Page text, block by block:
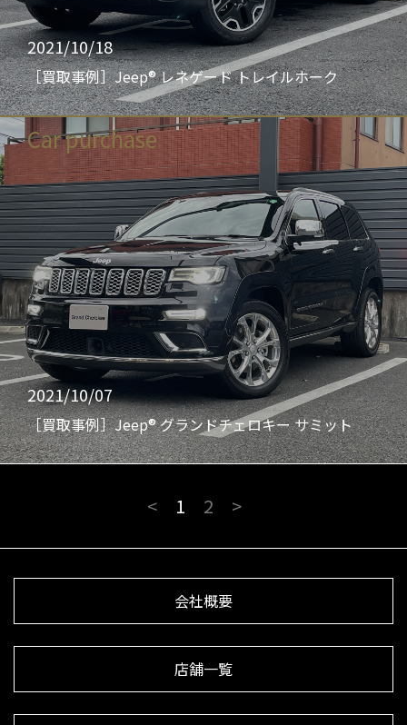
2021/10/18
［買取事例］Jeep® レネゲード トレイルホーク
Car purchase
2021/10/07
［買取事例］Jeep® グランドチェロキー サミット
< 1 2 >
会社概要
店舗一覧